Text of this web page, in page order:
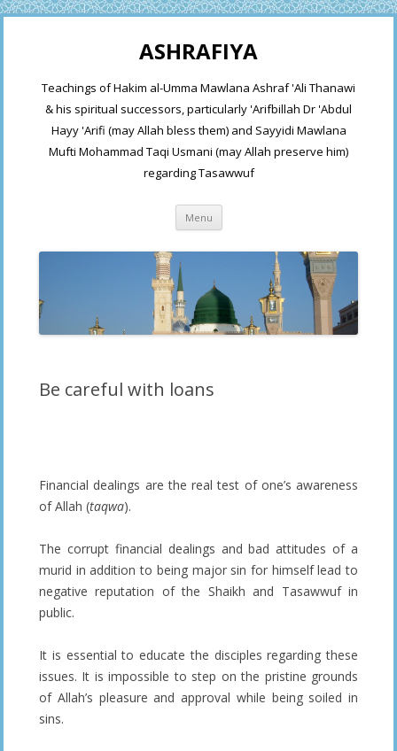
ASHRAFIYA
Teachings of Hakim al-Umma Mawlana Ashraf 'Ali Thanawi
& his spiritual successors, particularly 'Arifbillah Dr 'Abdul
Hayy 'Arifi (may Allah bless them) and Sayyidi Mawlana
Mufti Mohammad Taqi Usmani (may Allah preserve him)
regarding Tasawwuf
Menu Skip
content
Be careful with loans
Financial dealings are the real test of one’s awareness
of Allah (taqwa).
The corrupt financial dealings and bad attitudes of a
murid in addition to being major sin for himself lead to
negative reputation of the Shaikh and Tasawwuf in
public.
It is essential to educate the disciples regarding these
issues. It is impossible to step on the pristine grounds
of Allah’s pleasure and approval while being soiled in
sins.